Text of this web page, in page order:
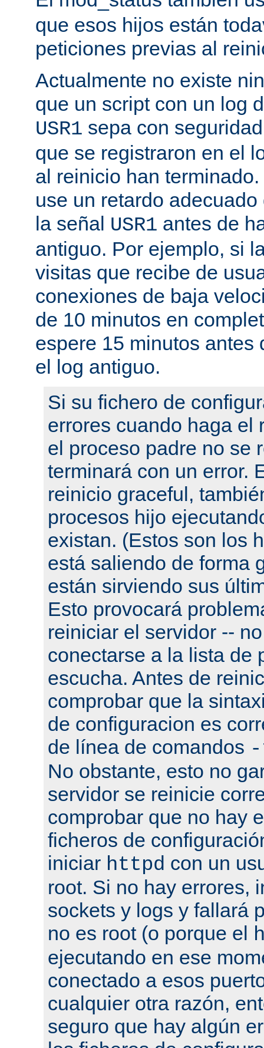
que esos hijos están
peticiones previas al
Actualmente no existe
que un script con un log
USR1 sepa con
que se registraron en el
al reinicio han
use un retardo
la señal USR1 antes de
antiguo. Por ejemplo, si
visitas que recibe de
conexiones de baja
de 10 minutos en
espere 15 minutos antes
el log antiguo.
Si su fichero de
errores cuando haga el
el proceso padre no se
terminará con un error.
reinicio graceful,
procesos hijo
existan. (Estos son los
está saliendo de forma
están sirviendo sus
Esto provocará
reiniciar el servidor --
conectarse a la lista de
escucha. Antes de
comprobar que la
de configuracion es
de línea de comandos
No obstante, esto no
servidor se reinicie
comprobar que no hay
ficheros de
iniciar httpd con un
root. Si no hay errores,
sockets y logs y fallará
no es root (o porque el
ejecutando en ese
conectado a esos
cualquier otra razón,
seguro que hay algún